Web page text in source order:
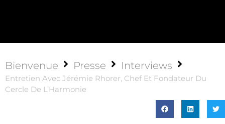
Bienvenue Presse Interviews
Entretien Avec Jérémie Rhorer, Chef Et Fondateur Du
Cercle De L’Harmonie